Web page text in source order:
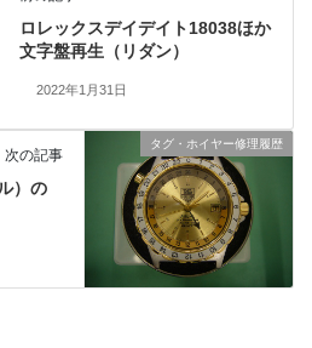
ロレックスデイデイト18038ほか
文字盤再生（リダン）
2022年1月31日
タグ・ホイヤー修理履歴
次の記事
）の